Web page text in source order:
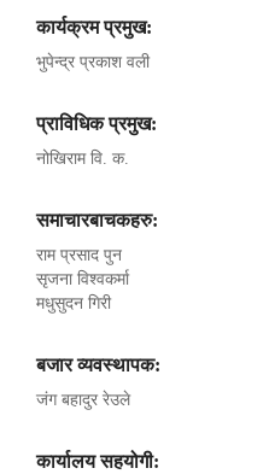
कार्यक्रम प्रमुख:
भुपेन्द्र प्रकाश वली
प्राविधिक प्रमुख:
नोखिराम वि. क.
समाचारबाचकहरु:
राम प्रसाद पुन
सृजना विश्वकर्मा
मधुसुदन गिरी
बजार व्यवस्थापक:
जंग बहादुर रेउले
कार्यालय सहयोगी: